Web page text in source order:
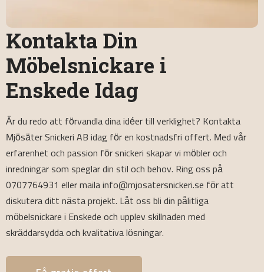
Kontakta Din
Möbelsnickare i
Enskede Idag
Är du redo att förvandla dina idéer till verklighet? Kontakta
Mjösäter Snickeri AB idag för en kostnadsfri offert. Med vår
erfarenhet och passion för snickeri skapar vi möbler och
inredningar som speglar din stil och behov. Ring oss på
0707764931 eller maila info@mjosatersnickeri.se för att
diskutera ditt nästa projekt. Låt oss bli din pålitliga
möbelsnickare i Enskede och upplev skillnaden med
skräddarsydda och kvalitativa lösningar.